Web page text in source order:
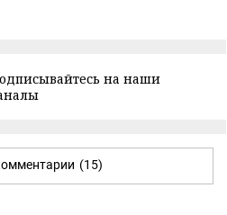
на наши
(15)